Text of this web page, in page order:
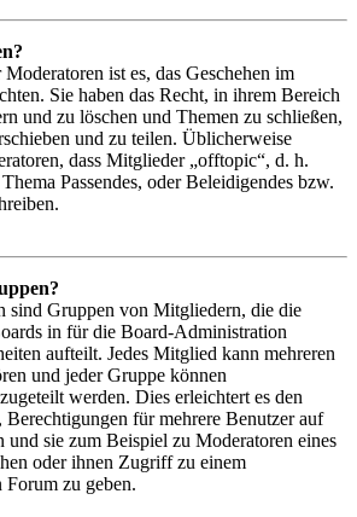
ist es, das Geschehen im
Sie haben das Recht, in ihrem Bereich
und zu löschen und Themen zu schließen,
und zu teilen. Üblicherweise
dass Mitglieder „offtopic“, d. h.
Passendes, oder Beleidigendes bzw.
sind Gruppen von Mitgliedern, die die
in für die Board-Administration
aufteilt. Jedes Mitglied kann mehreren
und jeder Gruppe können
werden. Dies erleichtert es den
für mehrere Benutzer auf
und sie zum Beispiel zu Moderatoren eines
oder ihnen Zugriff zu einem
zu geben.